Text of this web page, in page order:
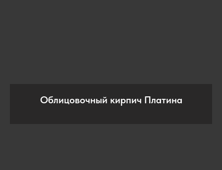
Облицовочный кирпич Платина